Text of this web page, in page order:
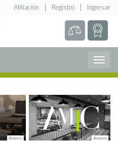
Ingresar
Registro
Afiliación
Menú